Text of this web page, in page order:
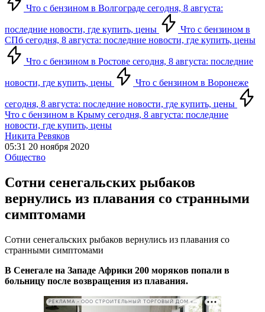
Что с бензином в Волгограде сегодня, 8 августа:
последние новости, где купить, цены
Что с бензином в
СПб сегодня, 8 августа: последние новости, где купить, цены
Что с бензином в Ростове сегодня, 8 августа: последние
новости, где купить, цены Что с бензином в Воронеже
сегодня, 8 августа: последние новости, где купить, цены
Что с бензином в Крыму сегодня, 8 августа: последние
новости, где купить, цены
Никита Ревяков
05:31 20 ноября 2020
Общество
Сотни сенегальских рыбаков
вернулись из плавания со странными
симптомами
Сотни сенегальских рыбаков вернулись из плавания со
странными симптомами
В Сенегале на Западе Африки 200 моряков попали в
больницу после возвращения из плавания.
РЕКЛАМА • ООО СТРОИТЕЛЬНЫЙ ТОРГОВЫЙ ДОМ «ПЕТРОВИЧ». ИНН: 7802348846